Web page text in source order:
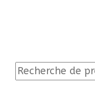
Recherche